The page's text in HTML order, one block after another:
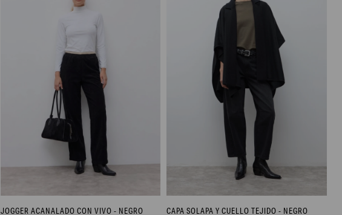
JOGGER ACANALADO CON VIVO - NEGRO CAPA SOLAPA Y CUELLO TEJIDO - NEGRO